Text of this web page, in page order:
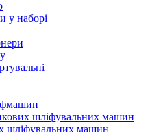
у наборі
шліфувальних машин
шліфувальних машин